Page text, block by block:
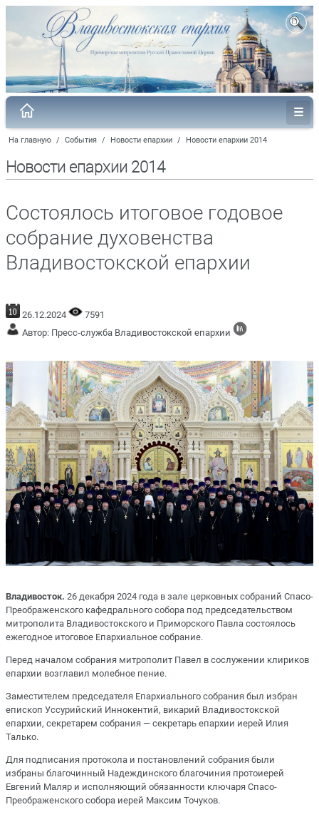
На главную / События / Новости епархии / Новости епархии 2014
Новости епархии 2014
Состоялось итоговое годовое
собрание духовенства
Владивостокской епархии
26.12.2024
7591
Автор: Пресс-служба Владивостокской епархии
Владивосток. 26 декабря 2024 года в зале церковных собраний Спасо-
Преображенского кафедрального собора под председательством
митрополита Владивостокского и Приморского Павла состоялось
ежегодное итоговое Епархиальное собрание.
Перед началом собрания митрополит Павел в сослужении клириков
епархии возглавил молебное пение.
Заместителем председателя Епархиального собрания был избран
епископ Уссурийский Иннокентий, викарий Владивостокской
епархии, секретарем собрания — секретарь епархии иерей Илия
Талько.
Для подписания протокола и постановлений собрания были
избраны благочинный Надеждинского благочиния протоиерей
Евгений Маляр и исполняющий обязанности ключаря Спасо-
Преображенского собора иерей Максим Точуков.